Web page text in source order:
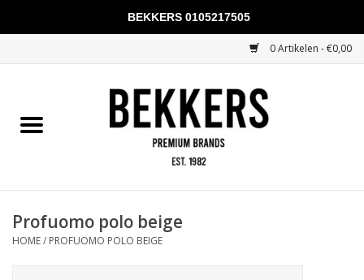
0 Artikelen - €0,00
Mannen
KADOBONNEN
Profuomo polo beige
HOME/ PROFUOMO POLO BEIGE
BEKKERS 0105217505